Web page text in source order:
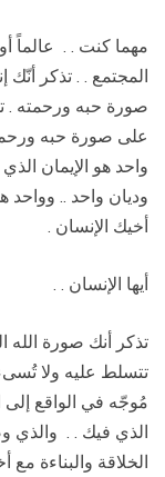
مهما كنت . . عالماً
المجتمع . . تذكر
صورة حبه ورحمته .
على صورة حبه
واحد هو الإيمان
وديان واحد ..
أخيك الإنسان .
أيها الإنسان . .
تذكر أنك صورة الله
تتسلط عليه ولا
مُوجّه في الواقع إلى
الذي فيك . . والذي
الخلاقة والبناءة مع